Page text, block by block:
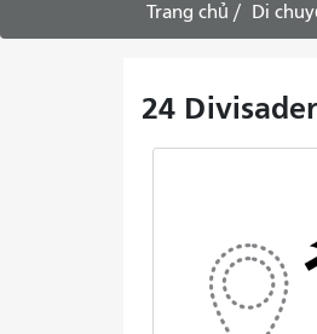
Trang chủ Di
24